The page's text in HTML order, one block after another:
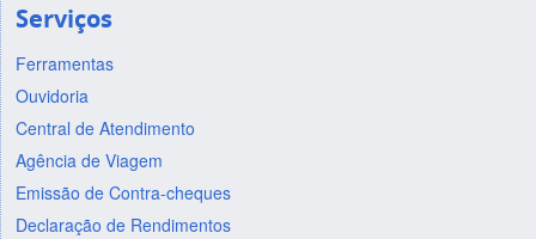
Serviços
Ferramentas
Ouvidoria
Central de Atendimento
Agência de Viagem
Emissão de Contra-cheques
Declaração de Rendimentos